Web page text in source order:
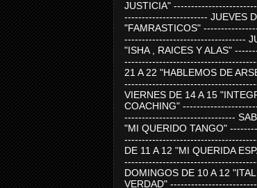
JUSTICIA"
------------------------ JUEVES
"FAMRASTICOS"
-----------------------------------
"ISHA , RAICES Y ALAS"
21 A 22 "HABLEMOS DE
VIERNES DE 14 A 15
COACHING"
--------------------------------
"MI QUERIDO TANGO"
DE 11 A 12 "MI QUERIDA
DOMINGOS DE 10 A 12
VERDAD"